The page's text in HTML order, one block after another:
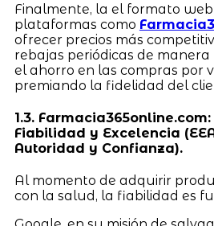
Finalmente, la el formato
plataformas como
ofrecer precios más
rebajas periódicas de
el ahorro en las compras por
premiando la fidelidad del
1.3.
Fiabilidad y Excelencia
Autoridad y Confianza).
Al momento de adquirir
con la salud, la fiabilidad es